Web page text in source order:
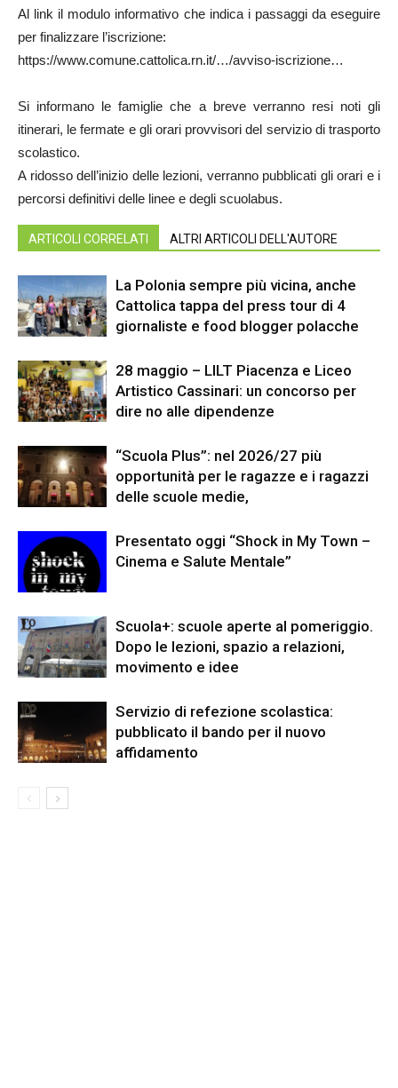
​Al link il modulo informativo che indica i passaggi da eseguire
per finalizzare l’iscrizione:
https://www.comune.cattolica.rn.it/…/avviso-iscrizione…
​Si informano le famiglie che a breve verranno resi noti gli
itinerari, le fermate e gli orari provvisori del servizio di trasporto
scolastico.
​A ridosso dell’inizio delle lezioni, verranno pubblicati gli orari e i
percorsi definitivi delle linee e degli scuolabus.
ARTICOLI CORRELATI ALTRI ARTICOLI DELL'AUTORE
La Polonia sempre più vicina, anche
Cattolica tappa del press tour di 4
giornaliste e food blogger polacche
28 maggio – LILT Piacenza e Liceo
Artistico Cassinari: un concorso per
dire no alle dipendenze
“Scuola Plus”: nel 2026/27 più
opportunità per le ragazze e i ragazzi
delle scuole medie,
Presentato oggi “Shock in My Town –
Cinema e Salute Mentale”
Scuola+: scuole aperte al pomeriggio.
Dopo le lezioni, spazio a relazioni,
movimento e idee
Servizio di refezione scolastica:
pubblicato il bando per il nuovo
affidamento